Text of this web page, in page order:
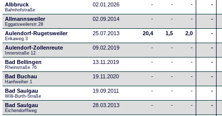
Albbruck
Bahnhofstraße
02.01.2026 - - - -
Allmannsweiler
Eggatsweilerstr.28
02.09.2014 - - - -
Aulendorf-Rugetsweiler
Erikaweg 3
25.07.2013 20,4 1,5 2,0 -
Aulendorf-Zollenreute
Imterstraße 12
09.02.2019 - - - -
Bad Bellingen
Rheinstraße 76
13.11.2019 - - - -
Bad Buchau
Hanfweiher 1
19.11.2020 - - - -
Bad Saulgau
Willi-Burth-Straße
19.09.2011 - - - -
Bad Saulgau
Eichendorffweg
28.03.2013 - - - -